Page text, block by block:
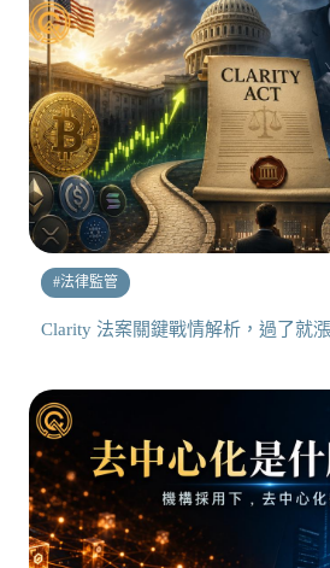
#法律監管
Clarity 法案關鍵戰情解析，過了就